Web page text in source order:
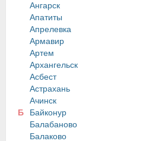
Ангарск
Апатиты
Апрелевка
Армавир
Артем
Архангельск
Асбест
Астрахань
Ачинск
Б
Байконур
Балабаново
Балаково